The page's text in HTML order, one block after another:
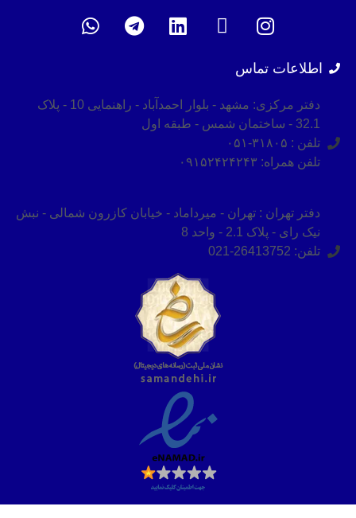
اطلاعات تماس
دفتر مرکزی: مشهد - بلوار احمدآباد - راهنمایی 10 - پلاک
32.1 - ساختمان شمس - طبقه اول
تلفن : ۳۱۸۰۵-۰۵۱
تلفن همراه: ۰۹۱۵۲۴۲۴۲۴۳
دفتر تهران : تهران - میرداماد - خیابان کازرون شمالی - نبش
نیک رای - پلاک 2.1 - واحد 8
تلفن: 26413752-021